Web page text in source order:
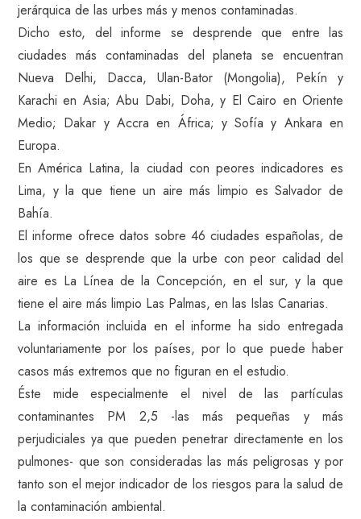
jerárquica de las urbes más y menos contaminadas.
Dicho esto, del informe se desprende que entre las
ciudades más contaminadas del planeta se encuentran
Nueva Delhi, Dacca, Ulan-Bator (Mongolia), Pekín y
Karachi en Asia; Abu Dabi, Doha, y El Cairo en Oriente
Medio; Dakar y Accra en África; y Sofía y Ankara en
Europa.
En América Latina, la ciudad con peores indicadores es
Lima, y la que tiene un aire más limpio es Salvador de
Bahía.
El informe ofrece datos sobre 46 ciudades españolas, de
los que se desprende que la urbe con peor calidad del
aire es La Línea de la Concepción, en el sur, y la que
tiene el aire más limpio Las Palmas, en las Islas Canarias.
La información incluida en el informe ha sido entregada
voluntariamente por los países, por lo que puede haber
casos más extremos que no figuran en el estudio.
Éste mide especialmente el nivel de las partículas
contaminantes PM 2,5 -las más pequeñas y más
perjudiciales ya que pueden penetrar directamente en los
pulmones- que son consideradas las más peligrosas y por
tanto son el mejor indicador de los riesgos para la salud de
la contaminación ambiental.